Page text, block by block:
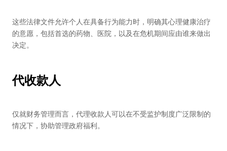
这些法律文件允许个人在具备行为能力时，明确其心理健康治疗
的意愿，包括首选的药物、医院，以及在危机期间应由谁来做出
决定。
代收款人
仅就财务管理而言，代理收款人可以在不受监护制度广泛限制的
情况下，协助管理政府福利。